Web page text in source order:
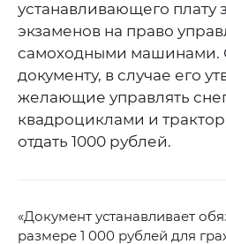
устанавливающего плату
экзаменов на право
самоходными машинами.
документу, в случае его
желающие управлять
квадроциклами и
отдать 1000 рублей.
«Документ устанавливает
размере 1 000 рублей для